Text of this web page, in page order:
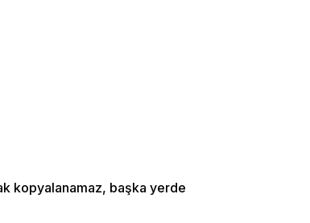
kopyalanamaz, başka yerde